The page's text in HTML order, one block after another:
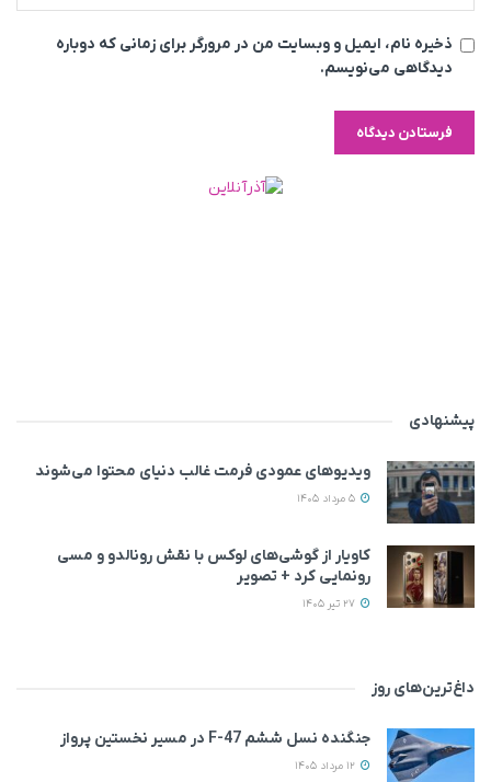
ذخیره نام، ایمیل و وبسایت من در مرورگر برای زمانی که دوباره
دیدگاهی می‌نویسم.
پیشنهادی
ویدیوهای عمودی فرمت غالب دنیای محتوا می‌شوند
کاویار از گوشی‌های لوکس با نقش رونالدو و مسی
رونمایی کرد + تصویر
داغ‌ترین‌های روز
جنگنده نسل ششم F-47 در مسیر نخستین پرواز